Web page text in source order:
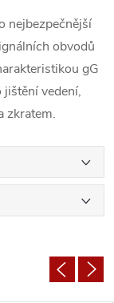
nejbezpečnější
obvodů
gG
vedení,
zkratem.